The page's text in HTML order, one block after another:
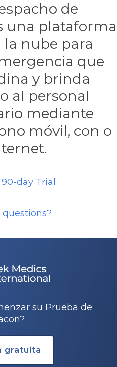
de
una plataforma
la nube para
que
y brinda
al personal
mediante
móvil, con o
day Trial
questions?
su Prueba de
gratuita